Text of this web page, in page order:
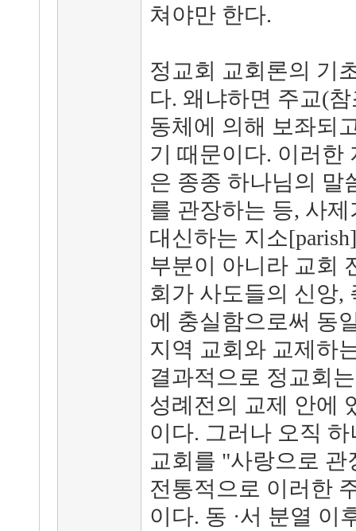
쳐야만 한다.
정교회 교회론의 기
다. 왜냐하면 주교(
동체에 의해 보좌되
기 때문이다. 이러한
은 종종 하나님의 말
를 관장하는 등, 사
대신하는 지소
부분이 아니라 교회
회가 사도들의 신앙,
에 충실함으로써 동
지역 교회와 교제하
결과적으로 정교회
성례전의 교제 안에
이다. 그러나 오직
교회를 "사랑으로
전통적으로 이러한
이다. 동 ·서 분열 이